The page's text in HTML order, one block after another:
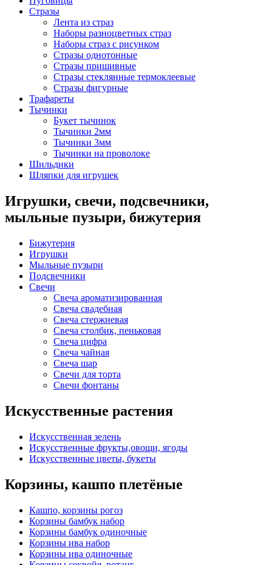
Стразы
Лента из страз
Наборы разноцветных страз
Наборы страз с рисунком
Стразы однотонные
Стразы пришивные
Стразы стеклянные термоклеевые
Стразы фигурные
Трафареты
Тычинки
Букет тычинок
Тычинки 2мм
Тычинки 3мм
Тычинки на проволоке
Шильдики
Шляпки для игрушек
Игрушки, свечи, подсвечники,
мыльные пузыри, бижутерия
Бижутерия
Игрушки
Мыльные пузыри
Подсвечники
Свечи
Свеча ароматизированная
Свеча свадебная
Свеча стержневая
Свеча столбик, пеньковая
Свеча цифра
Свеча чайная
Свеча шар
Свечи для торта
Свечи фонтаны
Искусственные растения
Искусственная зелень
Искусственные фрукты,овощи, ягоды
Искусственные цветы, букеты
Корзины, кашпо плетёные
Кашпо, корзины рогоз
Корзины бамбук набор
Корзины бамбук одиночные
Корзины ива набор
Корзины ива одиночные